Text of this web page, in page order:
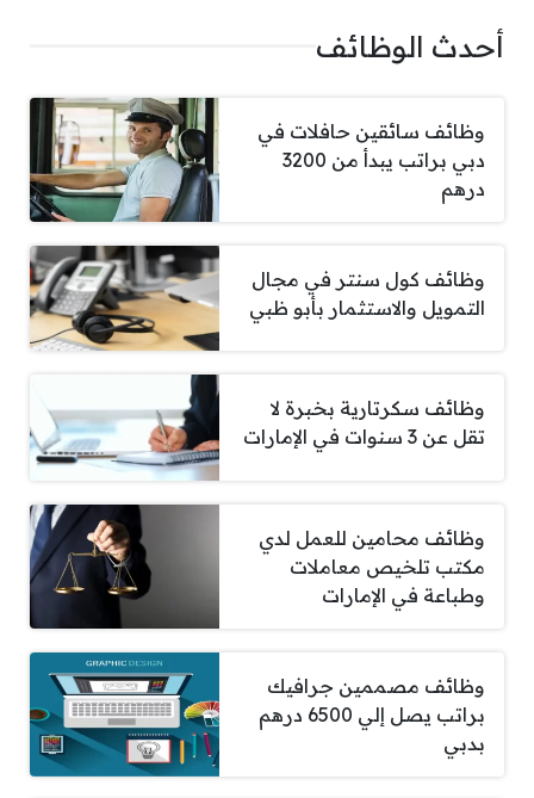
أحدث الوظائف
وظائف سائقين حافلات في
دبي براتب يبدأ من 3200
درهم
وظائف كول سنتر في مجال
التمويل والاستثمار بأبو ظبي
وظائف سكرتارية بخبرة لا
تقل عن 3 سنوات في الإمارات
وظائف محامين للعمل لدي
مكتب تلخيص معاملات
وطباعة في الإمارات
وظائف مصممين جرافيك
براتب يصل إلي 6500 درهم
بدبي